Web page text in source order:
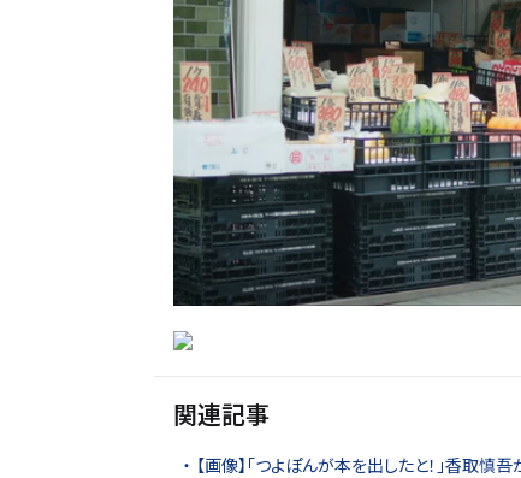
関連記事
【画像】「つよぽんが本を出したと！」香取慎